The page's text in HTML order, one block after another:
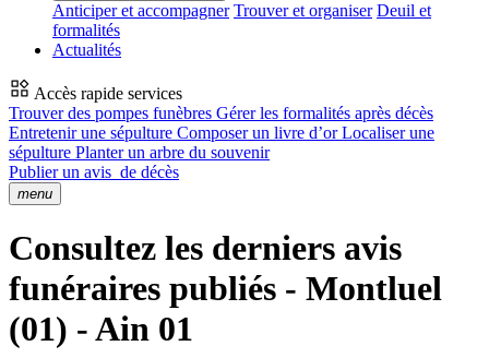
Anticiper et accompagner Trouver et organiser Deuil et
formalités
Actualités
Accès rapide services
Trouver des pompes funèbres Gérer les formalités après décès
Entretenir une sépulture Composer un livre d’orLocaliser une
sépulture Planter un arbre du souvenir
Publier un avis de décès
menu
Consultez les derniers avis
funéraires publiés - Montluel
(01) - Ain 01